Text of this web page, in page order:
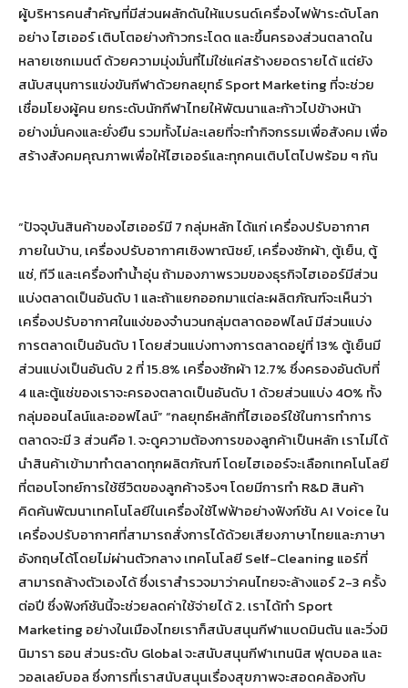
ผู้บริหารคนสำคัญที่มีส่วนผลักดันให้แบรนด์เครื่องไฟฟ้าระดับโลก
อย่าง ไฮเออร์ เติบโตอย่างก้าวกระโดด และขึ้นครองส่วนตลาดใน
หลายเซกเมนต์ ด้วยความมุ่งมั่นที่ไม่ใช่แค่สร้างยอดรายได้ แต่ยัง
สนับสนุนการแข่งขันกีฬาด้วยกลยุทธ์ Sport Marketing ที่จะช่วย
เชื่อมโยงผู้คน ยกระดับนักกีฬาไทยให้พัฒนาและก้าวไปข้างหน้า
อย่างมั่นคงและยั่งยืน รวมทั้งไม่ละเลยที่จะทำกิจกรรมเพื่อสังคม เพื่อ
สร้างสังคมคุณภาพเพื่อให้ไฮเออร์และทุกคนเติบโตไปพร้อม ๆ กัน
“ปัจจุบันสินค้าของไฮเออร์มี 7 กลุ่มหลัก ได้แก่ เครื่องปรับอากาศ
ภายในบ้าน, เครื่องปรับอากาศเชิงพาณิชย์, เครื่องซักผ้า, ตู้เย็น, ตู้
แช่, ทีวี และเครื่องทำน้ำอุ่น ถ้ามองภาพรวมของธุรกิจไฮเออร์มีส่วน
แบ่งตลาดเป็นอันดับ 1 และถ้าแยกออกมาแต่ละผลิตภัณฑ์จะเห็นว่า
เครื่องปรับอากาศในแง่ของจำนวนกลุ่มตลาดออฟไลน์ มีส่วนแบ่ง
การตลาดเป็นอันดับ 1 โดยส่วนแบ่งทางการตลาดอยู่ที่ 13% ตู้เย็นมี
ส่วนแบ่งเป็นอันดับ 2 ที่ 15.8% เครื่องซักผ้า 12.7% ซึ่งครองอันดับที่
4 และตู้แช่ของเราจะครองตลาดเป็นอันดับ 1 ด้วยส่วนแบ่ง 40% ทั้ง
กลุ่มออนไลน์และออฟไลน์” “กลยุทธ์หลักที่ไฮเออร์ใช้ในการทำการ
ตลาดจะมี 3 ส่วนคือ 1. จะดูความต้องการของลูกค้าเป็นหลัก เราไม่ได้
นำสินค้าเข้ามาทำตลาดทุกผลิตภัณฑ์ โดยไฮเออร์จะเลือกเทคโนโลยี
ที่ตอบโจทย์การใช้ชีวิตของลูกค้าจริงๆ โดยมีการทำ R&D สินค้า
คิดค้นพัฒนาเทคโนโลยีในเครื่องใช้ไฟฟ้าอย่างฟังก์ชัน AI Voice ใน
เครื่องปรับอากาศที่สามารถสั่งการได้ด้วยเสียงภาษาไทยและภาษา
อังกฤษได้โดยไม่ผ่านตัวกลาง เทคโนโลยี Self-Cleaning แอร์ที่
สามารถล้างตัวเองได้ ซึ่งเราสำรวจมาว่าคนไทยจะล้างแอร์ 2-3 ครั้ง
ต่อปี ซึ่งฟังก์ชันนี้จะช่วยลดค่าใช้จ่ายได้ 2. เราได้ทำ Sport
Marketing อย่างในเมืองไทยเราก็สนับสนุนกีฬาแบดมินตัน และวิ่งมิ
นิมารา ธอน ส่วนระดับ Global จะสนับสนุนกีฬาเทนนิส ฟุตบอล และ
วอลเลย์บอล ซึ่งการที่เราสนับสนุนเรื่องสุขภาพจะสอดคล้องกับ